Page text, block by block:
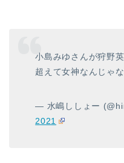
小島みゆさんが狩野
超えて女神なんじゃ
— 水嶋ししょー
2021